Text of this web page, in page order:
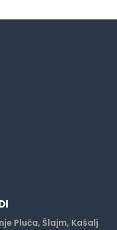
Pluća, Šlajm, Kašalj